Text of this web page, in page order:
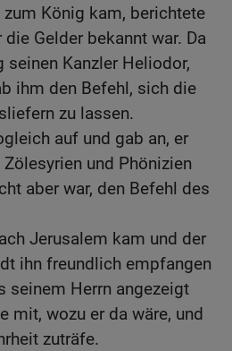
König kam, berichtete
Gelder bekannt war. Da
Kanzler Heliodor,
ihm den Befehl, sich die
zu lassen.
auf und gab an, er
und Phönizien
aber war, den Befehl des
Jerusalem kam und der
ihn freundlich empfangen
seinem Herrn angezeigt
mit, wozu er da wäre, und
zuträfe.